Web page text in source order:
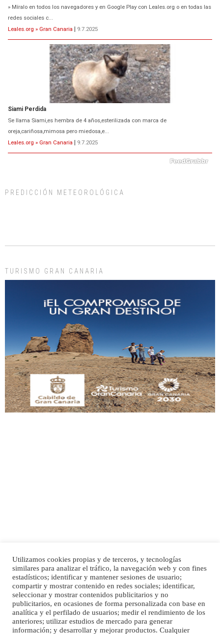
» Míralo en todos los navegadores y en Google Play con Leales.org o en todas las
redes sociales c...
Leales.org » Gran Canaria | 9.7.2025
Siami Perdida
Se llama Siami,es hembra de 4 años,esterilizada con marca de
oreja,cariñosa,mimosa pero miedosa,e...
Leales.org » Gran Canaria | 9.7.2025
días, ella incluida...
Gato manso encontrado
Este gato macho ha aparecido en la calle hace menos de un mes, es muy
manso y extremadamente cari...
Leales.org » Gran Canaria | 9.7.2025
SHIBA PERDIDO AVDA JOSE MESA Y LOPEZ
PERRO MACHO RAZA SHIBA CON MICROCHIP PERDIDO HOY 06/07/2025 ZONA
MESA Y LOPEZ. ES MUY ASUSTADIZO
Leales.org » Gran Canaria | 6.7.2025
PREDICCIÓN METEOROLÓGICA
TURISMO GRAN CANARIA
Inicio Publicidad
Política de privacidad
Aviso Legal
Cláusula de Cookies
Enlaces de interés
Utilizamos cookies propias y de terceros, y tecnologías
similares para analizar el tráfico, la navegación web y con fines
estadísticos; identificar y mantener sesiones de usuario;
compartir y mostrar contenido en redes sociales; identificar,
seleccionar y mostrar contenidos publicitarios y no
publicitarios, en ocasiones de forma personalizada con base en
analítica y el perfilado de usuarios; medir el rendimiento de los
anteriores; utilizar estudios de mercado para generar
información; y desarrollar y mejorar productos. Cualquier